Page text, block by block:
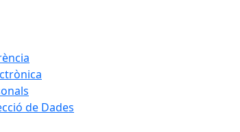
de Dades